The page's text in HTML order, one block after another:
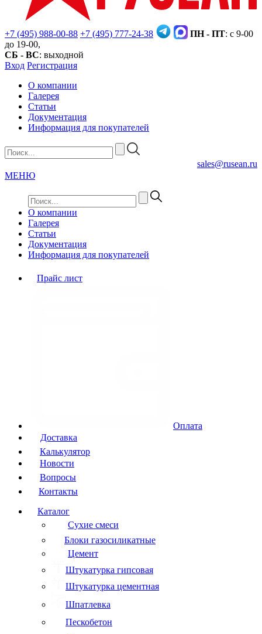
+7 (495) 988-00-88 +7 (495) 777-24-38 ПН - ПТ: с 9-00
до 19-00,
СБ - ВС: выходной
Вход Регистрация
О компании
Галерея
Статьи
Документация
Информация для покупателей
sales@rusean.ru
МЕНЮ
О компании
Галерея
Статьи
Документация
Информация для покупателей
Прайс лист
Оплата
Доставка
Калькулятор
Новости
Вопросы
Контакты
Каталог
Сухие смеси
Блоки газосиликатные
Цемент
Штукатурка гипсовая
Штукатурка цементная
Шпатлевка
Пескобетон